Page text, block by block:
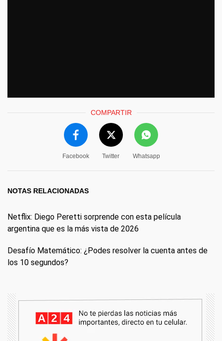
COMPARTIR
Facebook Twitter Whatsapp
NOTAS RELACIONADAS
Netflix: Diego Peretti sorprende con esta película
argentina que es la más vista de 2026
Desafío Matemático: ¿Podes resolver la cuenta antes de
los 10 segundos?